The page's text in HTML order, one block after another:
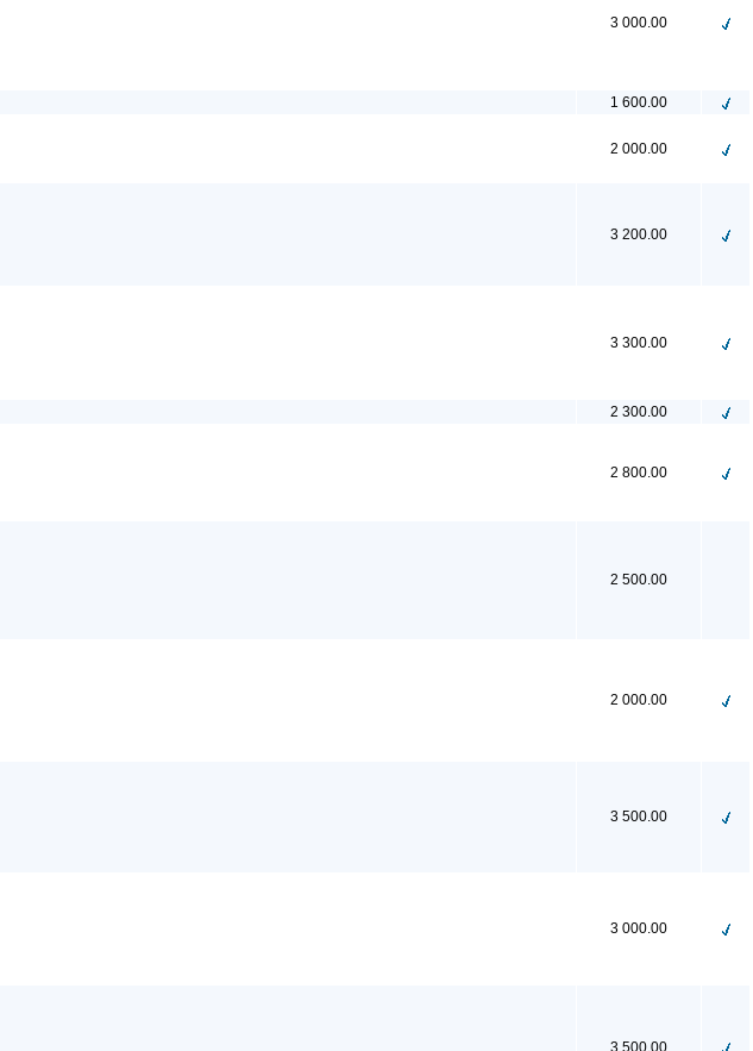
3 000.00
1 600.00
2 000.00
3 200.00
3 300.00
2 300.00
2 800.00
2 500.00
2 000.00
3 500.00
3 000.00
3 500.00